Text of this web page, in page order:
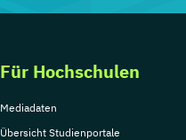
Für Hochschulen
Mediadaten
Übersicht Studienportale